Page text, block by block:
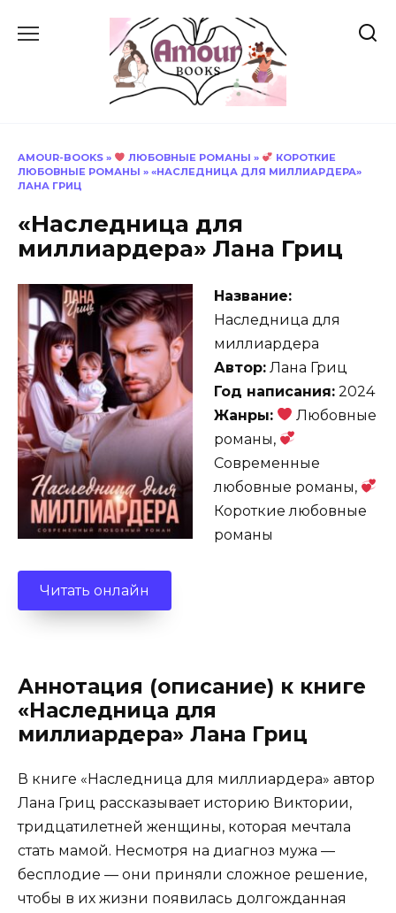
AMOUR-BOOKS » ЛЮБОВНЫЕ РОМАНЫ »
КОРОТКИЕ
ЛЮБОВНЫЕ РОМАНЫ » «НАСЛЕДНИЦА ДЛЯ МИЛЛИАРДЕРА»
ЛАНА ГРИЦ
«Наследница для
миллиардера» Лана Гриц
Название:
Наследница для
миллиардера
Автор: Лана Гриц
Год написания: 2024
Жанры:
Любовные
романы,
Современные
любовные романы,
Короткие любовные
романы
Читать онлайн
Аннотация (описание) к книге
«Наследница для
миллиардера» Лана Гриц
В книге «Наследница для миллиардера» автор
Лана Гриц рассказывает историю Виктории,
тридцатилетней женщины, которая мечтала
стать мамой. Несмотря на диагноз мужа —
бесплодие — они приняли сложное решение,
чтобы в их жизни появилась долгожданная